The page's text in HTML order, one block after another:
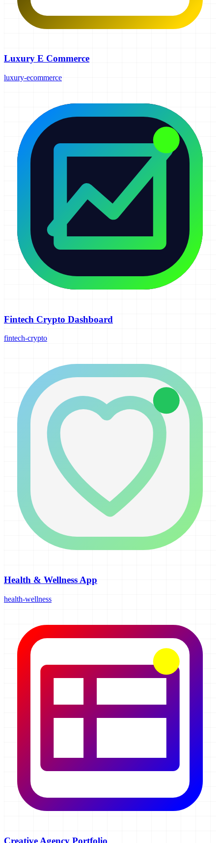
Luxury E Commerce
luxury-ecommerce
Fintech Crypto Dashboard
fintech-crypto
Health & Wellness App
health-wellness
Creative Agency Portfolio